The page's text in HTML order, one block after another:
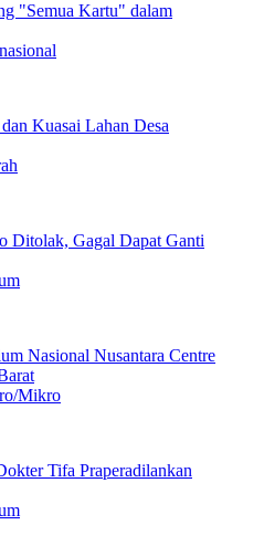
"Semua Kartu" dalam
Kuasai Lahan Desa
Ditolak, Gagal Dapat Ganti
Nasional Nusantara Centre
Mikro
Tifa Praperadilankan